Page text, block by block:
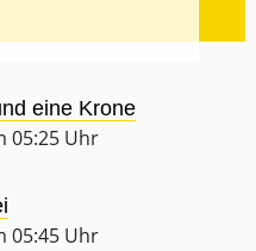
eine Krone
05:25 Uhr
05:45 Uhr